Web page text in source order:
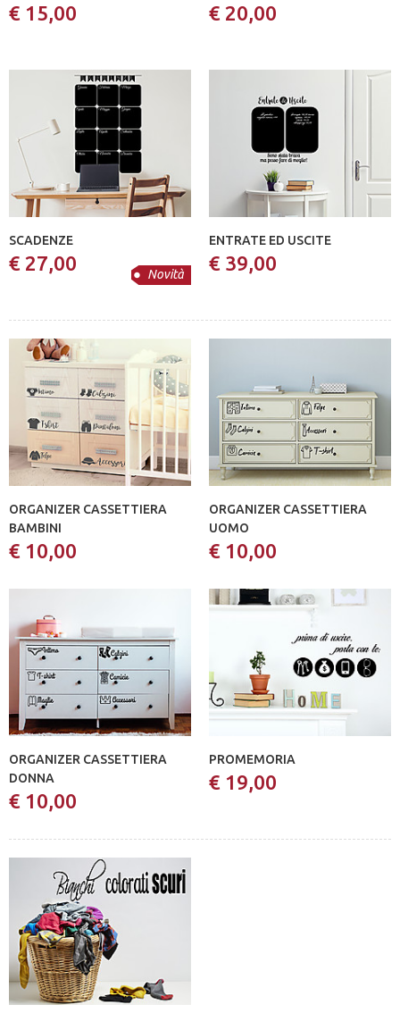
€ 15,00 € 20,00
Novità
SCADENZE
€ 27,00
ENTRATE ED USCITE
€ 39,00
ORGANIZER CASSETTIERA
BAMBINI
€ 10,00
ORGANIZER CASSETTIERA
UOMO
€ 10,00
ORGANIZER CASSETTIERA
DONNA
€ 10,00
PROMEMORIA
€ 19,00